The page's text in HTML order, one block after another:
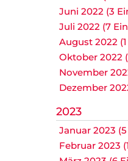
Juni 2022 (3
Juli 2022 (7
August 2022
Oktober 2022
November
Dezember
2023
Januar 2023
Februar 2023